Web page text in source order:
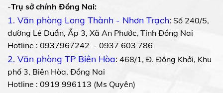
-Trụ sở chính Đồng Nai:
1. Văn phòng Long Thành - Nhơn Trạch: Số 240/5,
đường Lê Duẩn, Ấp 3, Xã An Phước, Tỉnh Đồng Nai
Hotline : 0937967242 - 0937 603 786
2. Văn phòng TP Biên Hòa: 468/1, Đ. Đồng Khởi, Khu
phố 3, Biên Hòa, Đồng Nai
Hotline : 0919 996113 (Ms Quyên)